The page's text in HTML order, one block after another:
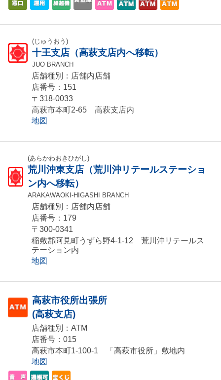
(じゅうおう)
十王支店（高萩支店内へ移転）
JUO BRANCH
店舗種別：店舗内店舗
店番号：151
〒318-0033
高萩市本町2-65 高萩支店内
地図
(あらかわおきひがし)
荒川沖東支店（荒川沖リテールステーショ
ン内へ移転）
ARAKAWAOKI-HIGASHI BRANCH
店舗種別：店舗内店舗
店番号：179
〒300-0341
稲敷郡阿見町うずら野4-1-12 荒川沖リテールス
テーション内
地図
高萩市役所出張所
(高萩支店)
店舗種別：ATM
店番号：015
高萩市本町1-100-1 「高萩市役所」敷地内
地図